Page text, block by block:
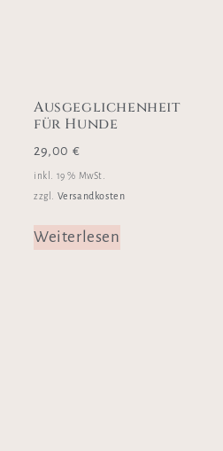
Ausgeglichenheit
für Hunde
29,00 €
inkl. 19 % MwSt.
zzgl. Versandkosten
Weiterlesen